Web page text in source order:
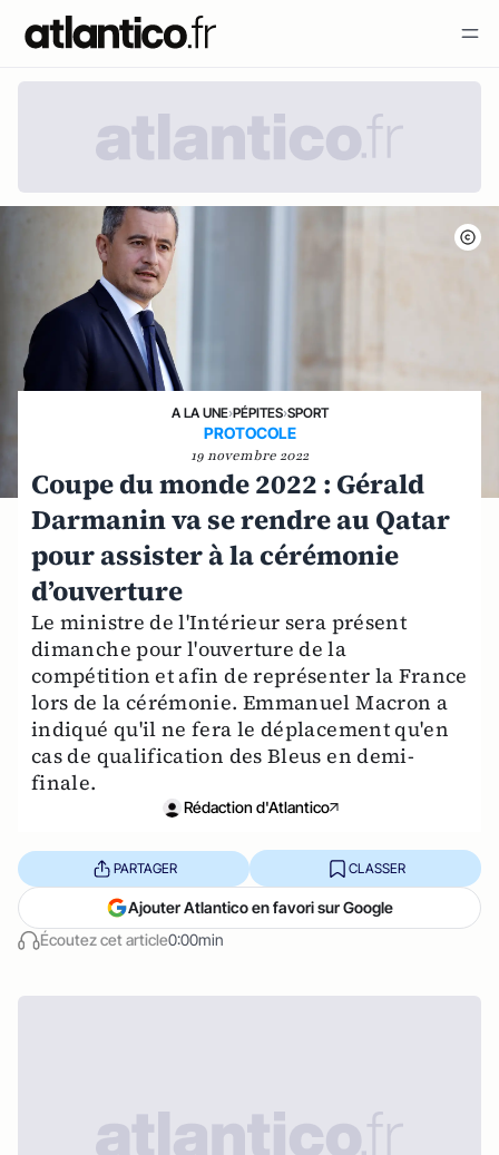
A LA UNE›PÉPITES›SPORT
PROTOCOLE
19 novembre 2022
Coupe du monde 2022 : Gérald
Darmanin va se rendre au Qatar
pour assister à la cérémonie
d’ouverture
Le ministre de l'Intérieur sera présent
dimanche pour l'ouverture de la
compétition et afin de représenter la France
lors de la cérémonie. Emmanuel Macron a
indiqué qu'il ne fera le déplacement qu'en
cas de qualification des Bleus en demi-
finale.
Rédaction d'Atlantico
Écoutez cet article0:00min
PARTAGER CLASSER
Ajouter Atlantico en favori sur Google